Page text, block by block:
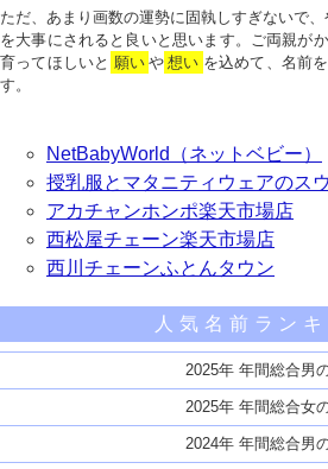
ただ、あまり画数の運勢に固執しすぎないで
を大事にされると良いと思います。ご両親が
育ってほしいと 願い や 想い を込めて、名前
す。
NetBabyWorld（ネットベビー）
授乳服とマタニティウェアのス
アカチャンホンポ楽天市場店
西松屋チェーン楽天市場店
西川チェーンふとんタウン
人気名前ラン
2025年 年間総合男
2025年 年間総合女
2024年 年間総合男